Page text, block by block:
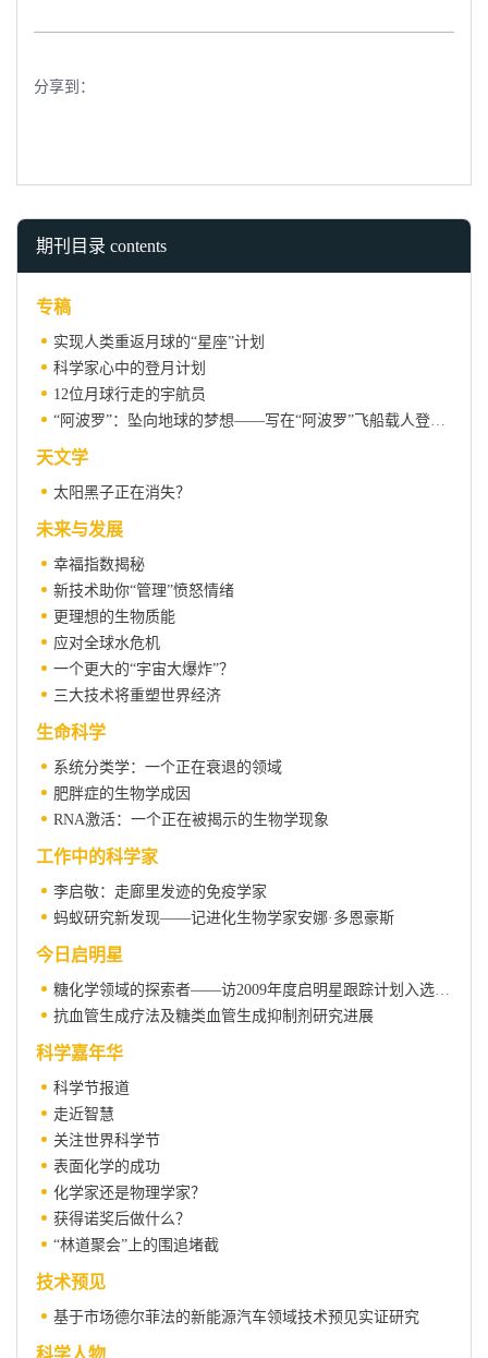
分享到：
期刊目录 contents
专稿
实现人类重返月球的“星座”计划
科学家心中的登月计划
12位月球行走的宇航员
“阿波罗”：坠向地球的梦想——写在“阿波罗”飞船载人登月40周年之际
天文学
太阳黑子正在消失？
未来与发展
幸福指数揭秘
新技术助你“管理”愤怒情绪
更理想的生物质能
应对全球水危机
一个更大的“宇宙大爆炸”？
三大技术将重塑世界经济
生命科学
系统分类学：一个正在衰退的领域
肥胖症的生物学成因
RNA激活：一个正在被揭示的生物学现象
工作中的科学家
李启敬：走廊里发迹的免疫学家
蚂蚁研究新发现——记进化生物学家安娜·多恩豪斯
今日启明星
糖化学领域的探索者——访2009年度启明星跟踪计划入选者王顺春
抗血管生成疗法及糖类血管生成抑制剂研究进展
科学嘉年华
科学节报道
走近智慧
关注世界科学节
表面化学的成功
化学家还是物理学家？
获得诺奖后做什么？
“林道聚会”上的围追堵截
技术预见
基于市场德尔菲法的新能源汽车领域技术预见实证研究